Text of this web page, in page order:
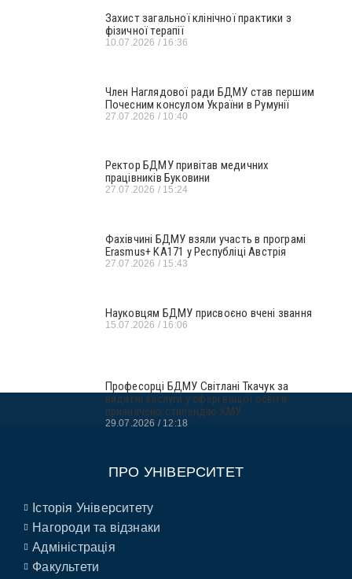
Захист загальної клінічної практики з
фізичної терапії
10.07.2026 16:36
Член Наглядової ради БДМУ став першим
Почесним консулом України в Румунії
27.07.2026 10:40
Ректор БДМУ привітав медичних
працівників Буковини
27.07.2026 15:24
Фахівчині БДМУ взяли участь в програмі
Erasmus+ KA171 у Республіці Австрія
27.07.2026 15:43
Науковцям БДМУ присвоєно вчені звання
15.07.2026 16:06
Професорці БДМУ Світлані Ткачук за
видатні заслуги у сфері вищої освіти
призначено стипендію КМУ
29.07.2026 12:18
ПРО УНІВЕРСИТЕТ
Історія Університету
Нагороди та відзнаки
Адміністрація
Факультети